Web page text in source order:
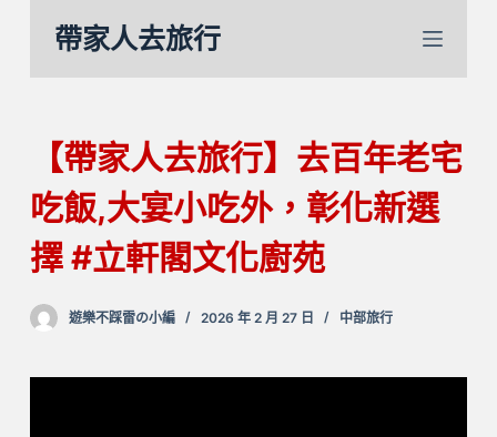
帶家人去旅行
【帶家人去旅行】去百年老宅
吃飯,大宴小吃外，彰化新選
擇 #立軒閣文化廚苑
遊樂不踩雷の小編 2026 年 2 月 27 日 中部旅行